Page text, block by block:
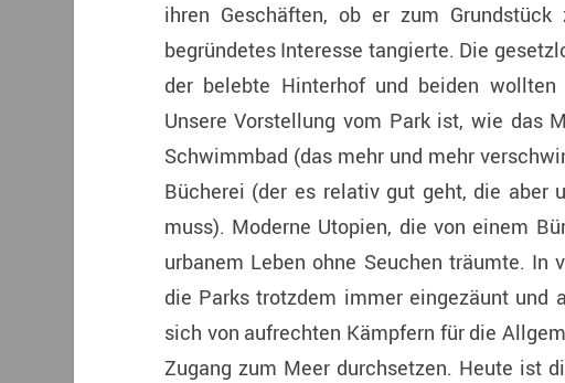
ihren Geschäften, ob er zum
begründetes Interesse tangierte. Die
der belebte Hinterhof und beiden
Unsere Vorstellung vom Park ist, wie das
Schwimmbad (das mehr und mehr
Bücherei (der es relativ gut geht, die aber
muss). Moderne Utopien, die von einem
urbanem Leben ohne Seuchen träumte. In
die Parks trotzdem immer eingezäunt und
sich von aufrechten Kämpfern für die
Zugang zum Meer durchsetzen. Heute ist